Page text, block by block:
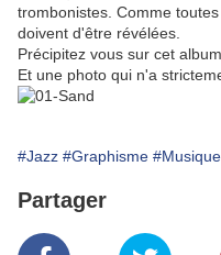
trombonistes. Comme
doivent d'être révélées.
Précipitez vous sur cet
Et une photo qui n'a
#Jazz #Graphisme
Partager